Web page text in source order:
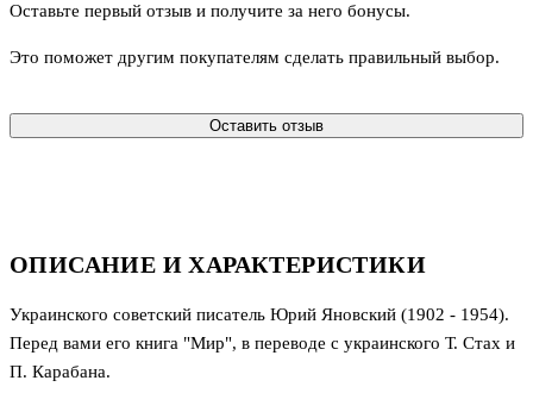
ОПИСАНИЕ И ХАРАКТЕРИСТИКИ
Украинского советский писатель Юрий Яновский (1902 - 1954).
Перед вами его книга "Мир", в переводе с украинского Т. Стах и
П. Карабана.
Оставьте первый отзыв и получите за него бонусы.
Это поможет другим покупателям сделать правильный выбор.
Оставить отзыв